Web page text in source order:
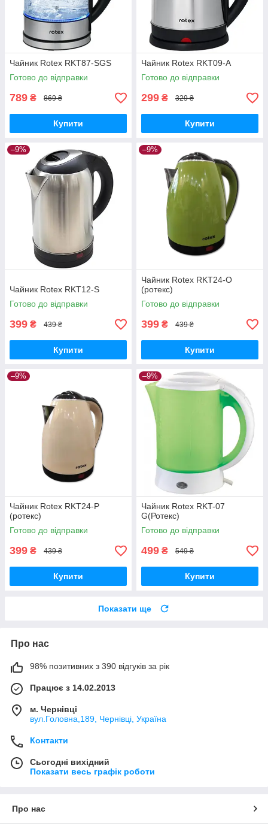
Чайник Rotex RKT87-SGS
Готово до відправки
789 ₴ 869 ₴
Купити
Чайник Rotex RKT09-A
Готово до відправки
299 ₴ 329 ₴
Купити
–9%
Чайник Rotex RKT12-S
Готово до відправки
399 ₴ 439 ₴
Купити
–9%
Чайник Rotex RKT24-O
(ротекс)
Готово до відправки
399 ₴ 439 ₴
Купити
–9%
Чайник Rotex RKT24-P
(ротекс)
Готово до відправки
399 ₴ 439 ₴
Купити
–9%
Чайник Rotex RKT-07
G(Ротекс)
Готово до відправки
499 ₴ 549 ₴
Купити
Показати ще
Про нас
98% позитивних з 390 відгуків за рік
Працює з 14.02.2013
м. Чернівці
вул.Головна,189, Чернівці, Україна
Контакти
Сьогодні вихідний
Показати весь графік роботи
Про нас